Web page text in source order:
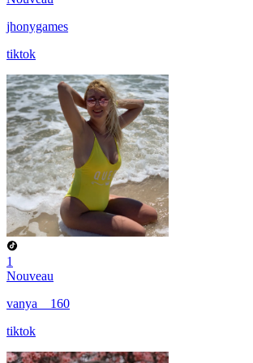
jhonygames
tiktok
1
Nouveau
vanya__160
tiktok